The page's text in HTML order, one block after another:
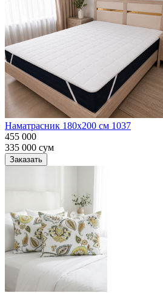
Наматрасник 180х200 см 1037
455 000
335 000 сум
Заказать